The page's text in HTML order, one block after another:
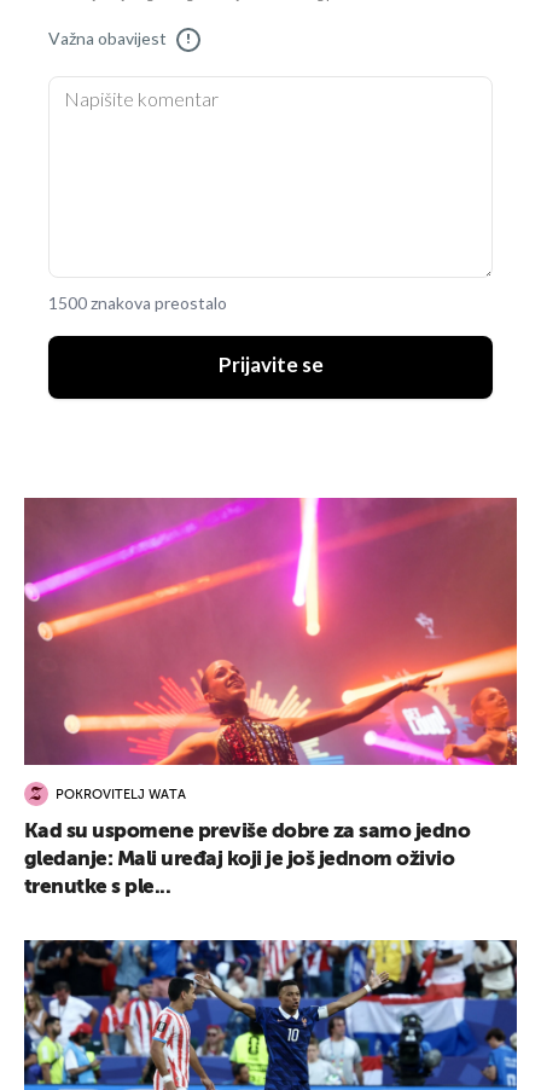
Važna obavijest !
1500 znakova preostalo
Prijavite se
POKROVITELJ WATA
Kad su uspomene previše dobre za samo jedno
gledanje: Mali uređaj koji je još jednom oživio
trenutke s ple...